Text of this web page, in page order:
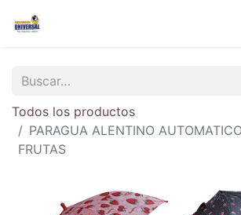
Todos los productos
PARAGUA ALENTINO
FRUTAS